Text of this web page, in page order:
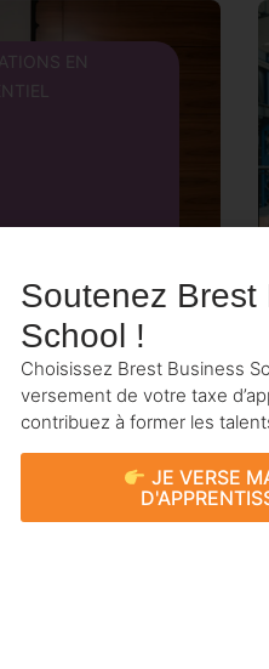
EN
«
des Ressources
capables de
des politiques RH
de l’entreprise. Les
compétences en
des carrières
les préparant à
Soutenez Brest
School !
Choisissez Brest Business
versement de votre taxe
contribuez à former les
JE VERSE